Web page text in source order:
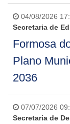
04/08/2026
Secretaria de
Formosa
Plano
2036
07/07/2026
Secretaria de